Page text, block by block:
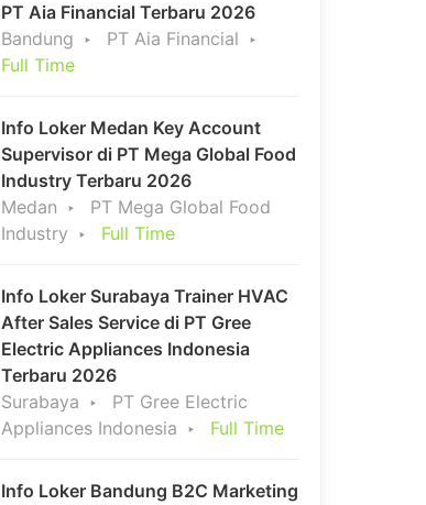
PT Aia Financial Terbaru 2026
Bandung
PT Aia Financial
Full Time
Info Loker Medan Key Account
Supervisor di PT Mega Global Food
Industry Terbaru 2026
Medan
PT Mega Global Food
Industry
Full Time
Info Loker Surabaya Trainer HVAC
After Sales Service di PT Gree
Electric Appliances Indonesia
Terbaru 2026
Surabaya
PT Gree Electric
Appliances Indonesia
Full Time
Info Loker Bandung B2C Marketing